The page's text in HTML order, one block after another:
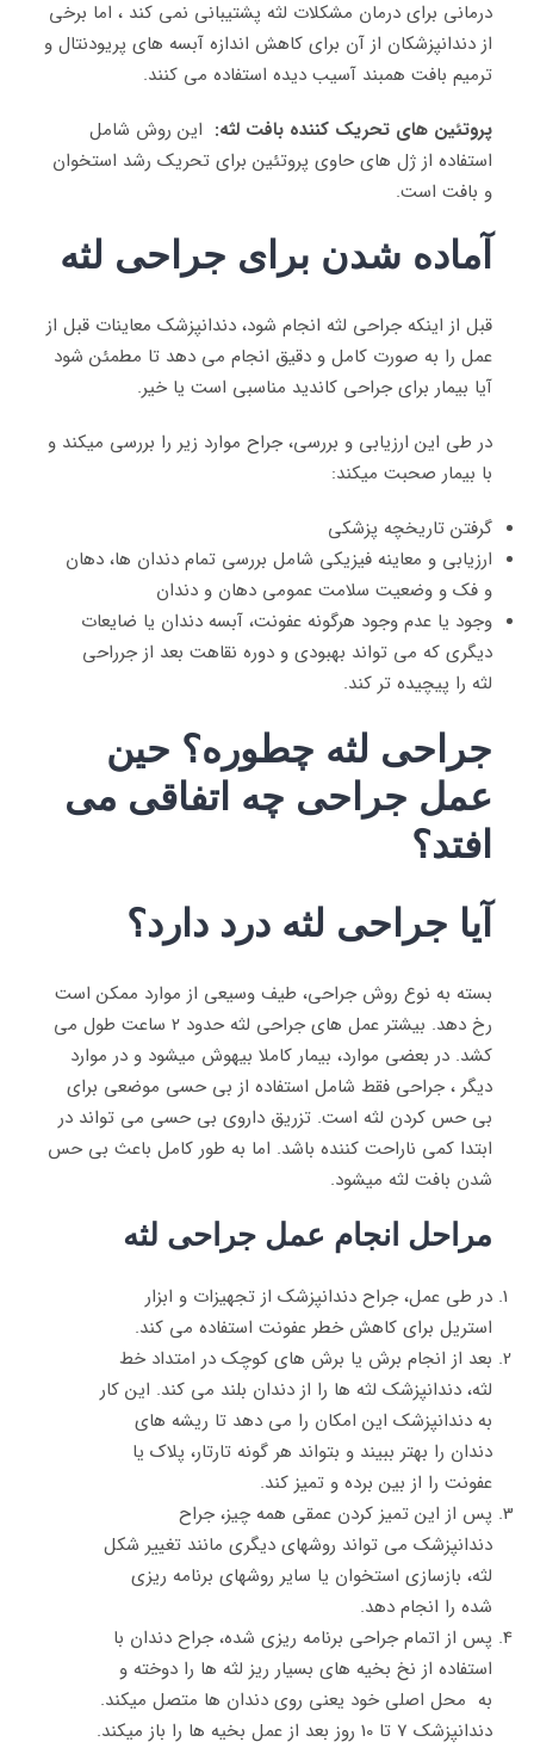
درمانی برای درمان مشکلات لثه پشتیبانی نمی کند ، اما برخی
از دندانپزشکان از آن برای کاهش اندازه آبسه های پریودنتال و
ترمیم بافت همبند آسیب دیده استفاده می کنند.
پروتئین های تحریک کننده بافت لثه: این روش شامل
استفاده از ژل های حاوی پروتئین برای تحریک رشد استخوان
و بافت است.
آماده شدن برای جراحی لثه
قبل از اینکه جراحی لثه انجام شود، دندانپزشک معاینات قبل از
عمل را به صورت کامل و دقیق انجام می دهد تا مطمئن شود
آیا بیمار برای جراحی کاندید مناسبی است یا خیر.
در طی این ارزیابی و بررسی، جراح موارد زیر را بررسی میکند و
با بیمار صحبت میکند:
گرفتن تاریخچه پزشکی
ارزیابی و معاینه فیزیکی شامل بررسی تمام دندان ها، دهان
و فک و وضعیت سلامت عمومی دهان و دندان
وجود یا عدم وجود هرگونه عفونت، آبسه دندان یا ضایعات
دیگری که می تواند بهبودی و دوره نقاهت بعد از جرراحی
لثه را پیچیده تر کند.
جراحی لثه چطوره؟ حین
عمل جراحی چه اتفاقی می
افتد؟
آیا جراحی لثه درد دارد؟
بسته به نوع روش جراحی، طیف وسیعی از موارد ممکن است
رخ دهد. بیشتر عمل های جراحی لثه حدود 2 ساعت طول می
کشد. در بعضی موارد، بیمار کاملا بیهوش میشود و در موارد
دیگر ، جراحی فقط شامل استفاده از بی حسی موضعی برای
بی حس کردن لثه است. تزریق داروی بی حسی می تواند در
ابتدا کمی ناراحت کننده باشد. اما به طور کامل باعث بی حس
شدن بافت لثه میشود.
مراحل انجام عمل جراحی لثه
در طی عمل، جراح دندانپزشک از تجهیزات و ابزار
استریل برای کاهش خطر عفونت استفاده می کند.
بعد از انجام برش یا برش های کوچک در امتداد خط
لثه، دندانپزشک لثه ها را از دندان بلند می کند. این کار
به دندانپزشک این امکان را می دهد تا ریشه های
دندان را بهتر ببیند و بتواند هر گونه تارتار، پلاک یا
عفونت را از بین برده و تمیز کند.
پس از این تمیز کردن عمقی همه چیز، جراح
دندانپزشک می تواند روشهای دیگری مانند تغییر شکل
لثه، بازسازی استخوان یا سایر روشهای برنامه ریزی
شده را انجام دهد.
پس از اتمام جراحی برنامه ریزی شده، جراح دندان با
استفاده از نخ بخیه های بسیار ریز لثه ها را دوخته و
به محل اصلی خود یعنی روی دندان ها متصل میکند.
دندانپزشک 7 تا 10 روز بعد از عمل بخیه ها را باز میکند.